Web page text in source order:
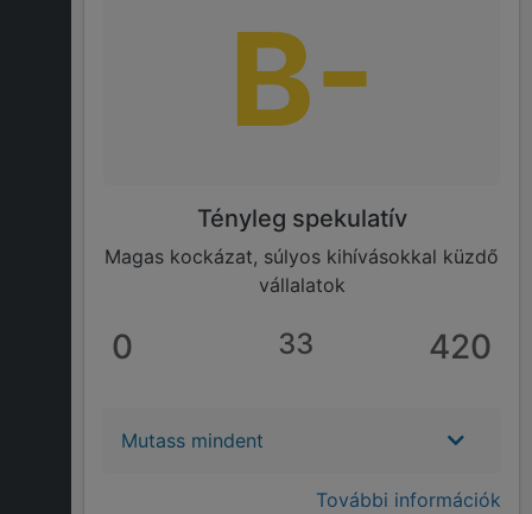
B-
Tényleg spekulatív
Magas kockázat, súlyos kihívásokkal küzdő
vállalatok
0 33 420
Mutass mindent
További információk